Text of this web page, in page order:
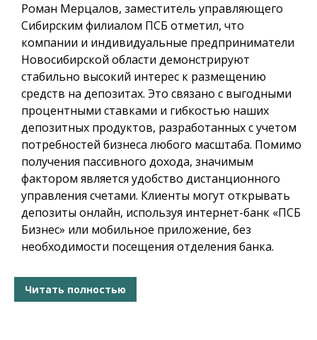
Роман Мерцалов, заместитель управляющего
Сибирским филиалом ПСБ отметил, что
компании и индивидуальные предприниматели
Новосибирской области демонстрируют
стабильно высокий интерес к размещению
средств на депозитах. Это связано с выгодными
процентными ставками и гибкостью наших
депозитных продуктов, разработанных с учетом
потребностей бизнеса любого масштаба. Помимо
получения пассивного дохода, значимым
фактором является удобство дистанционного
управления счетами. Клиенты могут открывать
депозиты онлайн, используя интернет-банк «ПСБ
Бизнес» или мобильное приложение, без
необходимости посещения отделения банка.
Читать полностью